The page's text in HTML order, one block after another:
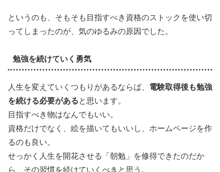
というのも、そもそも目指すべき資格のストックを使い切
ってしまったのが、気のゆるみの原因でした。
勉強を続けていく勇気
人生を変えていくつもりがあるならば、 電験取得後も勉強
を続ける必要があると思います。
目指すべき物はなんでもいい。
資格だけでなく、絵を描いてもいいし、ホームページを作
るのも良い。
せっかく人生を開花させる「朝勉」を修得できたのだか
ら、その習慣を続けていくべきと思う。